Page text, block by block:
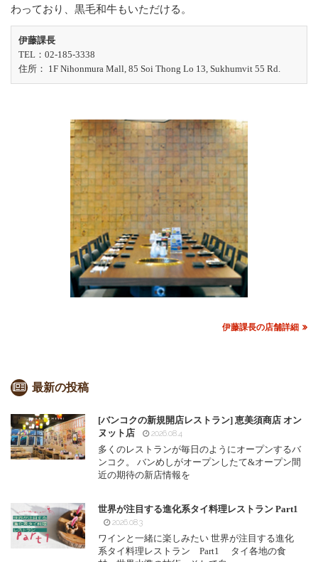
わっており、黒毛和牛もいただける。
伊藤課長
TEL：02-185-3338
住所： 1F Nihonmura Mall, 85 Soi Thong Lo 13, Sukhumvit 55 Rd.
伊藤課長の店舗詳細
最新の投稿
[バンコクの新規開店レストラン] 恵美須商店 オン
ヌット店
2026.08.4
多くのレストランが毎日のようにオープンするバ
ンコク。 バンめしがオープンしたて&オープン間
近の期待の新店情報を
世界が注目する進化系タイ料理レストラン Part1
2026.08.3
ワインと一緒に楽しみたい 世界が注目する進化
系タイ料理レストラン Part1 タイ各地の食